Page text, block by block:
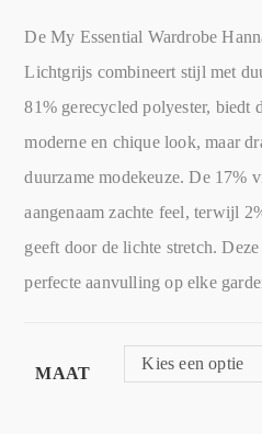
De My Essential Wardrobe
Lichtgrijs combineert stijl met
81% gerecycled polyester, biedt
moderne en chique look, maar
duurzame modekeuze. De 17%
aangenaam zachte feel, terwijl
geeft door de lichte stretch.
perfecte aanvulling op elke
MAAT
Kies een optie